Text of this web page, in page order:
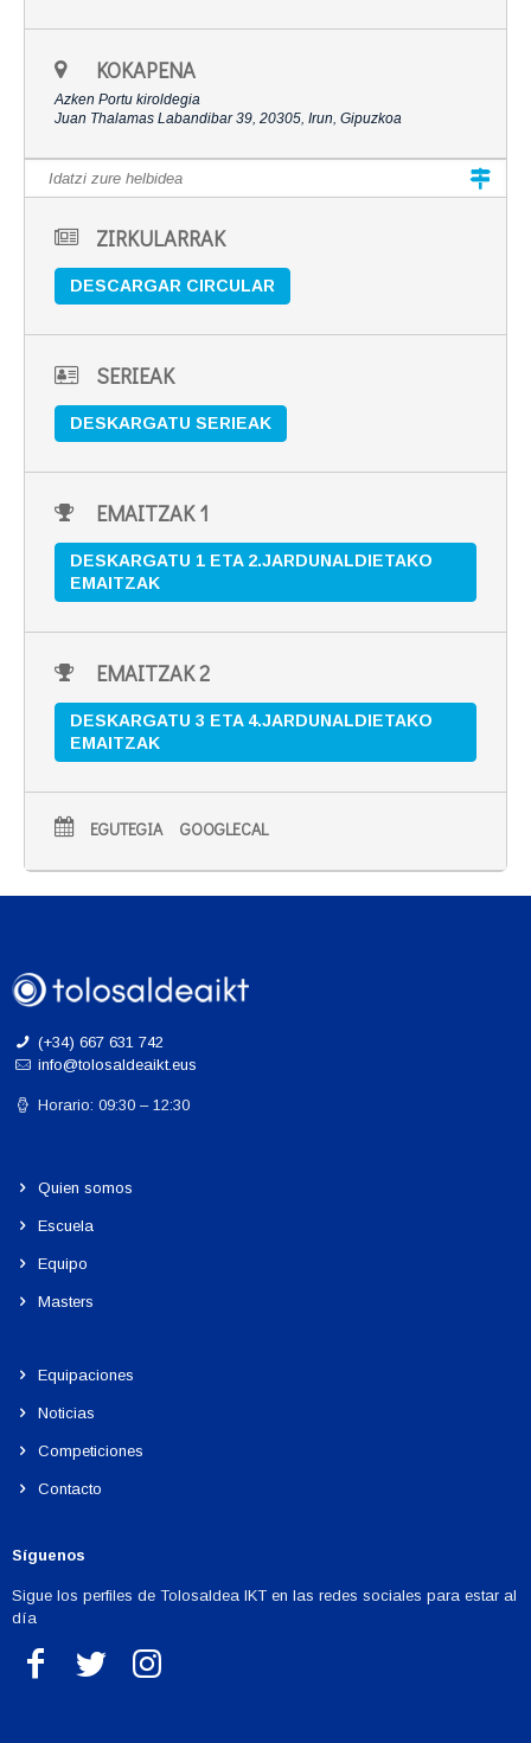
KOKAPENA
Azken Portu kiroldegia
Juan Thalamas Labandibar 39, 20305, Irun, Gipuzkoa
ZIRKULARRAK
DESCARGAR CIRCULAR
SERIEAK
DESKARGATU SERIEAK
EMAITZAK 1
DESKARGATU 1 ETA 2.JARDUNALDIETAKO
EMAITZAK
EMAITZAK 2
DESKARGATU 3 ETA 4.JARDUNALDIETAKO
EMAITZAK
EGUTEGIA GOOGLECAL
(+34) 667 631 742
info@tolosaldeaikt.eus
Horario: 09:30 – 12:30
Quien somos
Escuela
Equipo
Masters
Equipaciones
Noticias
Competiciones
Contacto
Síguenos
Sigue los perfiles de Tolosaldea IKT en las redes sociales para estar al
día